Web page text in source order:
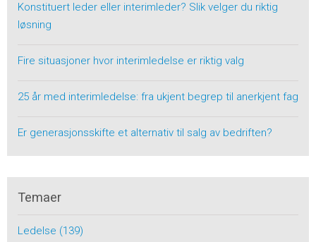
Konstituert leder eller interimleder? Slik velger du riktig
løsning
Fire situasjoner hvor interimledelse er riktig valg
25 år med interimledelse: fra ukjent begrep til anerkjent fag
Er generasjonsskifte et alternativ til salg av bedriften?
Temaer
Ledelse (139)